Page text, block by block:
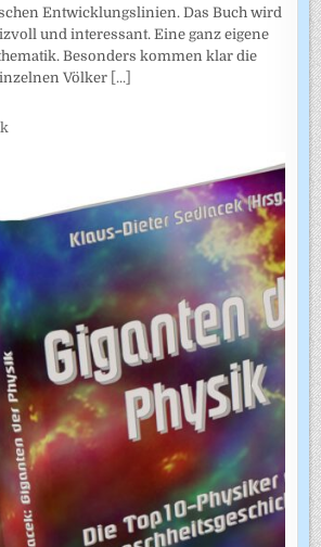
Entwicklungslinien. Das Buch wird
und interessant. Eine ganz eigene
Besonders kommen klar die
Völker [...]